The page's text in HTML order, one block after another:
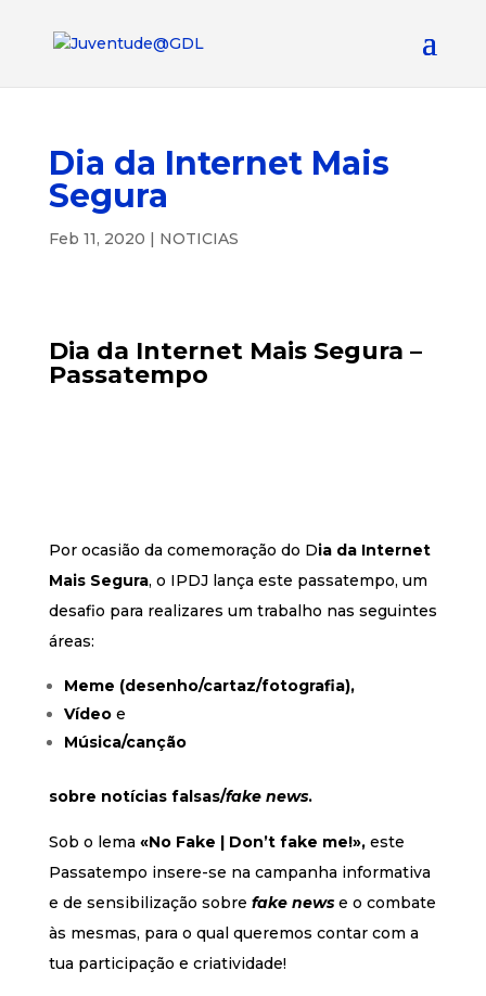
Dia da Internet Mais
Segura
Feb 11, 2020 | NOTICIAS
Dia da Internet Mais Segura –
Passatempo
Por ocasião da comemoração do Dia da Internet
Mais Segura, o IPDJ lança este passatempo, um
desafio para realizares um trabalho nas seguintes
áreas:
Meme (desenho/cartaz/fotografia),
Vídeo e
Música/canção
sobre notícias falsas/fake news.
Sob o lema «No Fake | Don’t fake me!», este
Passatempo insere-se na campanha informativa
e de sensibilização sobre fake news e o combate
às mesmas, para o qual queremos contar com a
tua participação e criatividade!